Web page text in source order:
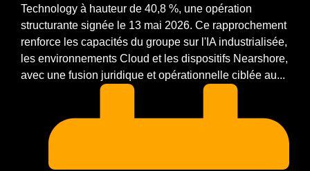
Technology à hauteur de 40,8 %, une opération
structurante signée le 13 mai 2026. Ce rapprochement
renforce les capacités du groupe sur l'IA industrialisée,
les environnements Cloud et les dispositifs Nearshore,
avec une fusion juridique et opérationnelle ciblée au...